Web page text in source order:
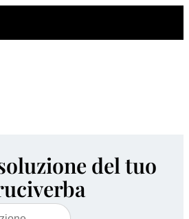
del tuo